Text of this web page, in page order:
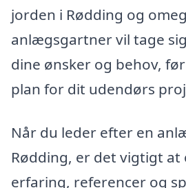
jorden i Rødding og
anlægsgartner vil tage
dine ønsker og behov,
plan for dit udendørs
Når du leder efter en
Rødding, er det vigtigt at
erfaring, referencer og